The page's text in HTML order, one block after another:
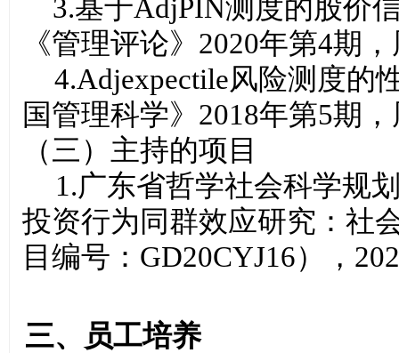
3.基于AdjPIN测度的股价
《管理评论》2020年第4期
4.Adjexpectile风险测度的
国管理科学》2018年第5期，
（三）主持的项目
1.广东省哲学社会科学规
投资行为同群效应研究：社
目编号：GD20CYJ16），
三、员工培养